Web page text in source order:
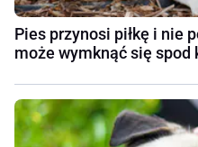
Pies przynosi piłkę i nie
może wymknąć się spod